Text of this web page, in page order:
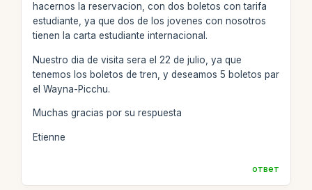
hacernos la reservacion, con dos boletos con tarifa
estudiante, ya que dos de los jovenes con nosotros
tienen la carta estudiante internacional.
Nuestro dia de visita sera el 22 de julio, ya que
tenemos los boletos de tren, y deseamos 5 boletos par
el Wayna-Picchu.
Muchas gracias por su respuesta
Etienne
ответ